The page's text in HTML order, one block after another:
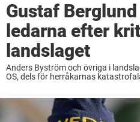
Gustaf
ledarna efter
landslaget
Anders Byström och övriga i
OS, dels för herråkarnas